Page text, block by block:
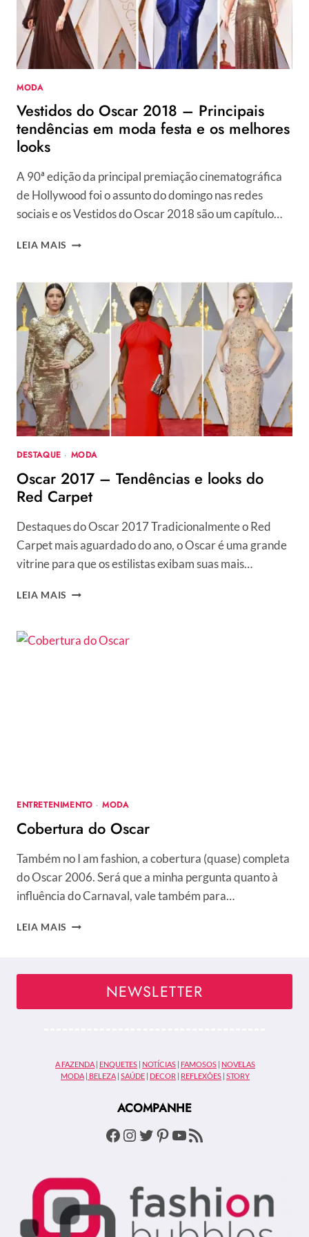
MODA
Vestidos do Oscar 2018 – Principais
tendências em moda festa e os melhores
looks
A 90ª edição da principal premiação cinematográfica
de Hollywood foi o assunto do domingo nas redes
sociais e os Vestidos do Oscar 2018 são um capítulo…
LEIA MAIS VESTIDOS
2018
–
PRINCIPAIS
TENDÊNCIAS
EM
MODA
FESTA
E
OS
MELHORES
LOOKS
DESTAQUE · MODA
Oscar 2017 – Tendências e looks do
Red Carpet
Destaques do Oscar 2017 Tradicionalmente o Red
Carpet mais aguardado do ano, o Oscar é uma grande
vitrine para que os estilistas exibam suas mais…
LEIA MAIS OSCAR
TENDÊNCIAS
ENTRETENIMENTO ·MODA
Cobertura do Oscar
Também no I am fashion, a cobertura (quase) completa
do Oscar 2006. Será que a minha pergunta quanto à
influência do Carnaval, vale também para…
LEIA MAIS COBERTURA
NEWSLETTER
A FAZENDA ENQUETES NOTÍCIAS FAMOSOS
NOVELAS
MODA
BELEZA SAÚDE DECOR REFLEXÕES STORY
ACOMPANHE
Facebook
Instagram
Twitter
Pinterest
Youtube
Feed RSS